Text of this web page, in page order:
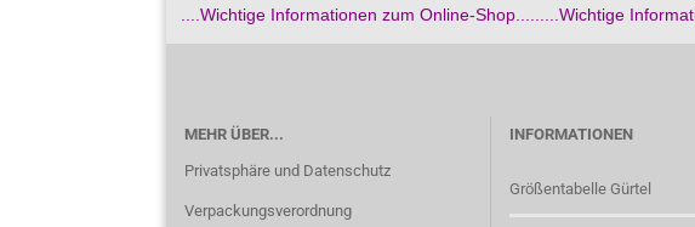
....Wichtige Informationen zum Online-Shop.........Wichtige
MEHR ÜBER...
Privatsphäre und Datenschutz
Verpackungsverordnung
INFORMATIONEN
Größentabelle Gürtel